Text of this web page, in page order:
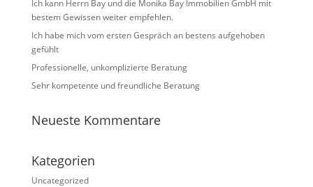
Ich kann Herrn Bay und die Monika Bay Immobilien GmbH mit
bestem Gewissen weiter empfehlen.
Ich habe mich vom ersten Gespräch an bestens aufgehoben
gefühlt
Professionelle, unkomplizierte Beratung
Sehr kompetente und freundliche Beratung
Neueste Kommentare
Kategorien
Uncategorized